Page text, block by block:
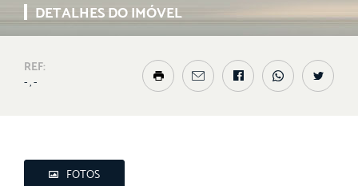
DETALHES DO IMÓVEL
REF:
- , -
FOTOS